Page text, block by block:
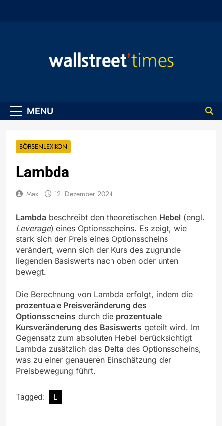
MENU
BÖRSENLEXIKON
Lambda
Max 12. Dezember 2024
Lambda beschreibt den theoretischen Hebel (engl.
Leverage) eines Optionsscheins. Es zeigt, wie
stark sich der Preis eines Optionsscheins
verändert, wenn sich der Kurs des zugrunde
liegenden Basiswerts nach oben oder unten
bewegt.
Die Berechnung von Lambda erfolgt, indem die
prozentuale Preisveränderung des
Optionsscheins durch die prozentuale
Kursveränderung des Basiswerts geteilt wird. Im
Gegensatz zum absoluten Hebel berücksichtigt
Lambda zusätzlich das Delta des Optionsscheins,
was zu einer genaueren Einschätzung der
Preisbewegung führt.
Tagged: L